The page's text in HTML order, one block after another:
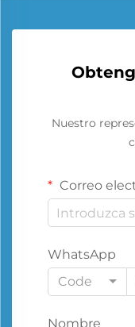
Nuestro
Correo
WhatsApp
Code
Nombre